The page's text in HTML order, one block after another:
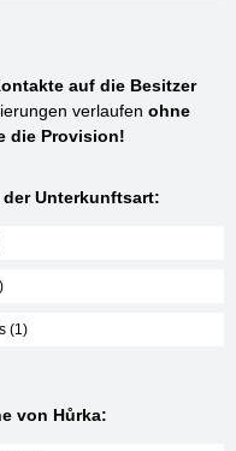
auf die Besitzer
verlaufen ohne
die Provision!
Unterkunftsart:
(1)
von Hůrka: